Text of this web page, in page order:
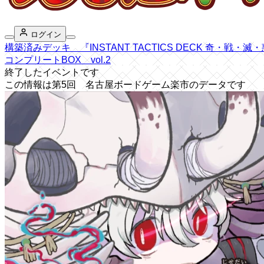
ログイン
構築済みデッキ 『INSTANT TACTICS DECK 奇・戦・滅・
コンプリートBOX vol.2
終了したイベントです
この情報は第5回 名古屋ボードゲーム楽市のデータです